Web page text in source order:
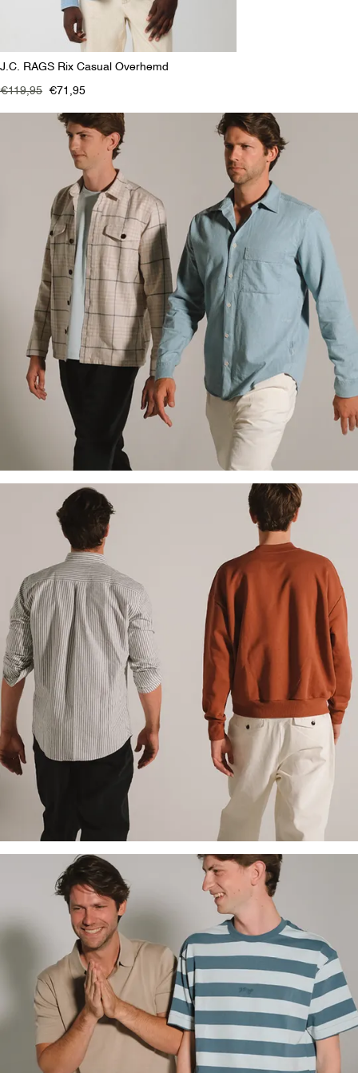
J.C. RAGS Rix Casual Overhemd
€119,95 €71,95